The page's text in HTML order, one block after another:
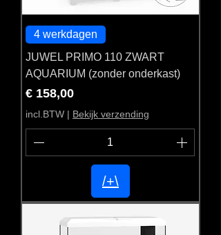
4 werkdagen
JUWEL PRIMO 110 ZWART
AQUARIUM (zonder onderkast)
Prijs
€ 158,00
incl.BTW | Bekijk verzending
/+\